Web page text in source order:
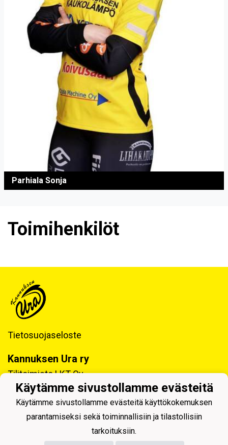
Parhiala Sonja
Toimihenkilöt
Tietosuojaseloste
Kannuksen Ura ry
Tilitoimisto LKT Oy
Tukkitie 4, 69100 KANNUS
Y-tunnus: 0218992-7
Käytämme sivustollamme evästeitä
Käytämme sivustollamme evästeitä käyttökokemuksen
parantamiseksi sekä toiminnallisiin ja tilastollisiin
tarkoituksiin.